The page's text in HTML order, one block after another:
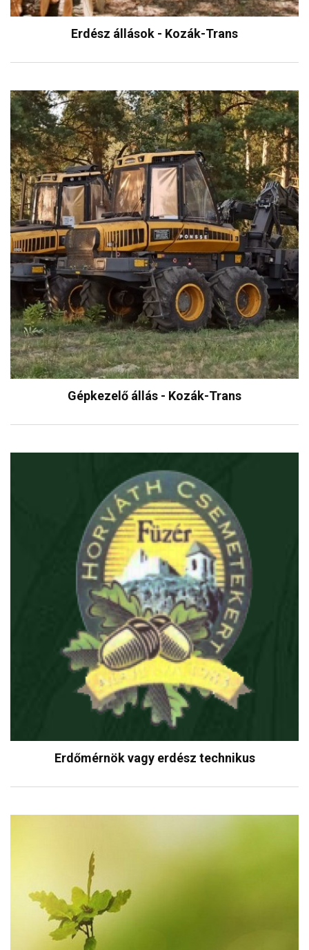
Erdész állások - Kozák-Trans
Gépkezelő állás - Kozák-Trans
Erdőmérnök vagy erdész technikus